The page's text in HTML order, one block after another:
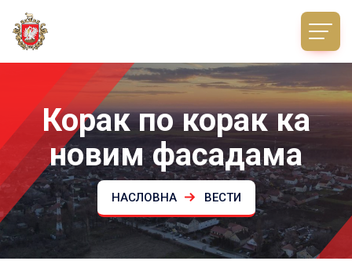
Корак по корак ка
новим фасадама
НАСЛОВНА ВЕСТИ